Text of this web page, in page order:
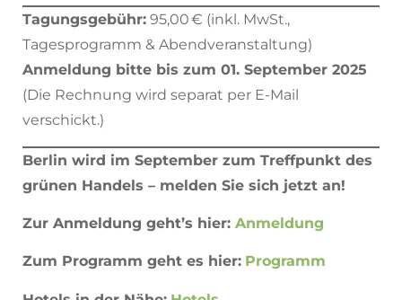
Tagungsgebühr: 95,00 € (inkl. MwSt.,
Tagesprogramm & Abendveranstaltung)
Anmeldung bitte bis zum 01. September 2025
(Die Rechnung wird separat per E-Mail
verschickt.)
Berlin wird im September zum Treffpunkt des
grünen Handels – melden Sie sich jetzt an!
Zur Anmeldung geht’s hier: Anmeldung
Zum Programm geht es hier: Programm